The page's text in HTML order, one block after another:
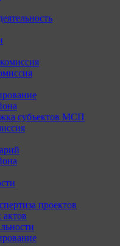
субъектов МСП
проектов